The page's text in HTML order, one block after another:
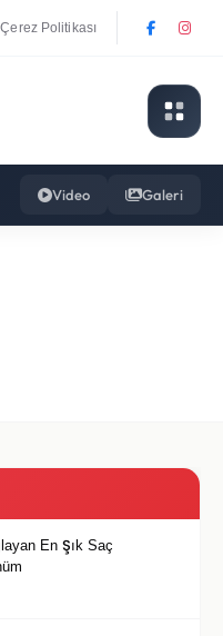
Çerez Politikası
Video Galeri
En Şık Saç